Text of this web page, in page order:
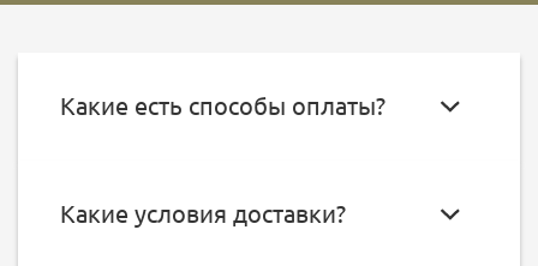
Какие есть способы оплаты?
Какие условия доставки?